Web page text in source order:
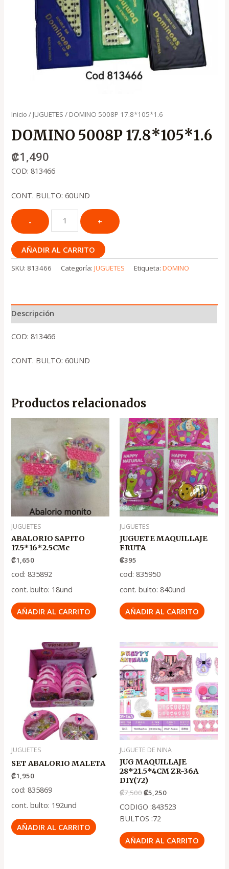
Inicio / JUGUETES / DOMINO 5008P 17.8*105*1.6
DOMINO 5008P 17.8*105*1.6
₡1,490
COD: 813466
CONT. BULTO: 60UND
AÑADIR AL CARRITO
SKU: 813466 Categoría:JUGUETES Etiqueta:DOMINO
Descripción
COD: 813466
CONT. BULTO: 60UND
Productos relacionados
JUGUETES
ABALORIO SAPITO
17.5*16*2.5CMc
₡1,650
cod: 835892
cont. bulto: 18und
AÑADIR AL CARRITO
JUGUETES
JUGUETE MAQUILLAJE
FRUTA
₡395
cod: 835950
cont. bulto: 840und
AÑADIR AL CARRITO
JUGUETES
SET ABALORIO MALETA
₡1,950
cod: 835869
cont. bulto: 192und
AÑADIR AL CARRITO
JUGUETE DE NINA
JUG MAQUILLAJE
28*21.5*4CM ZR-36A
DIY(72)
₡7,500
El
precio
original
era:
.
₡7,500
₡5,250
El
precio
actual
es:
.
₡5,250
CODIGO :843523
BULTOS :72
AÑADIR AL CARRITO